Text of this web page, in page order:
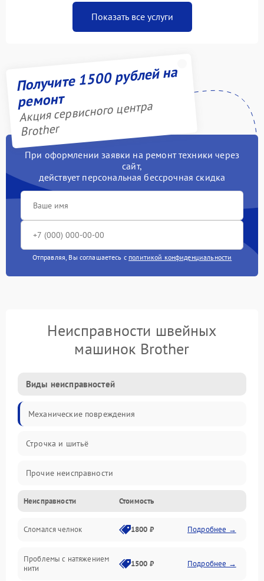
Показать все услуги
Получите 1500 рублей на
ремонт
Акция сервисного центра
Brother
При оформлении заявки на ремонт техники через
сайт,
действует персональная бессрочная скидка
Отправляя, Вы соглашаетесь с политикой конфиденциальности
Неисправности швейных
машинок Brother
Виды неисправностей
Механические повреждения
Строчка и шитьё
Прочие неисправности
Электроника
Управление и электроника
Подача ткани
Неисправности Стоимость
Сломался челнок 1800 ₽ Подробнее →
Проблемы с натяжением
нити
1500 ₽ Подробнее →